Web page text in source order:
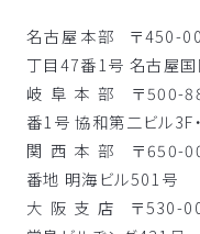
名古屋本部〒450-
丁目47番1号 名古屋国
岐阜本部〒500-
番1号 協和第二ビル3F
関西本部〒650-
番地 明海ビル501号
大阪支店〒530-